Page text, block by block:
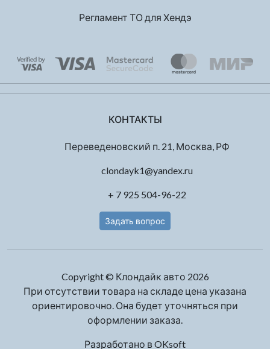
Регламент ТО для Хендэ
КОНТАКТЫ
Переведеновский п. 21, Москва, РФ
clondayk1@yandex.ru
+ 7 925 504-96-22
Задать вопрос
Copyright © Клондайк авто 2026
При отсутствии товара на складе цена указана
ориентировочно. Она будет уточняться при
оформлении заказа.
Разработано в OKsoft